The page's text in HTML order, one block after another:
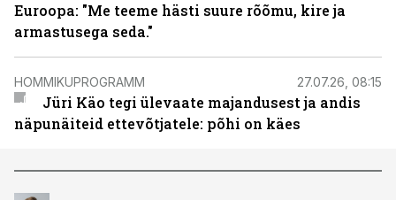
Euroopa: "Me teeme hästi suure rõõmu, kire ja
armastusega seda."
HOMMIKUPROGRAMM 27.07.26, 08:15
Jüri Käo tegi ülevaate majandusest ja andis
näpunäiteid ettevõtjatele: põhi on käes